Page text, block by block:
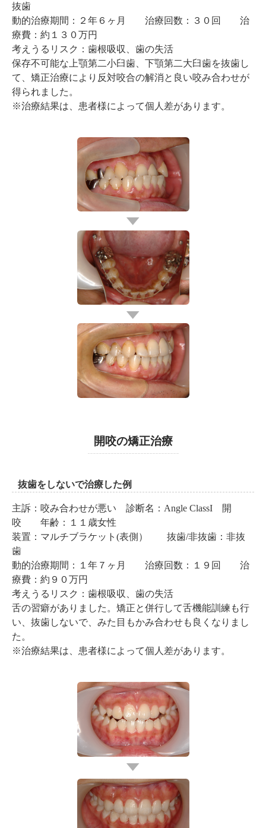
抜歯
動的治療期間：２年６ヶ月 治療回数：３０回 治
療費：約１３０万円
考えうるリスク：歯根吸収、歯の失活
保存不可能な上顎第二小臼歯、下顎第二大臼歯を抜歯し
て、矯正治療により反対咬合の解消と良い咬み合わせが
得られました。
※治療結果は、患者様によって個人差があります。
開咬の矯正治療
抜歯をしないで治療した例
主訴：咬み合わせが悪い 診断名：Angle ClassI 開
咬 年齢：１１歳女性
装置：マルチブラケット(表側） 抜歯/非抜歯：非抜
歯
動的治療期間：１年７ヶ月 治療回数：１９回 治
療費：約９０万円
考えうるリスク：歯根吸収、歯の失活
舌の習癖がありました。矯正と併行して舌機能訓練も行
い、抜歯しないで、みた目もかみ合わせも良くなりまし
た。
※治療結果は、患者様によって個人差があります。